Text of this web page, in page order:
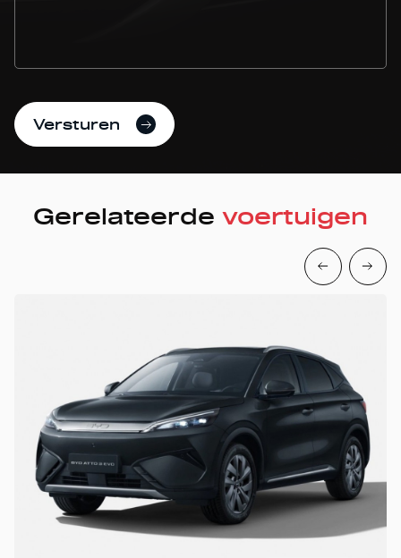
Versturen
Gerelateerde voertuigen